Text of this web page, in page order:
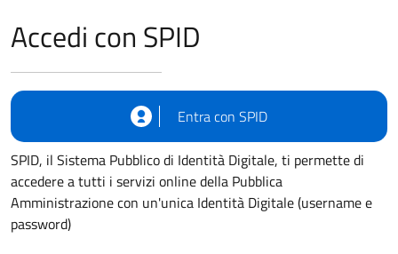
Accedi con SPID
Entra con SPID
SPID, il Sistema Pubblico di Identità Digitale, ti permette di
accedere a tutti i servizi online della Pubblica
Amministrazione con un'unica Identità Digitale (username e
password)